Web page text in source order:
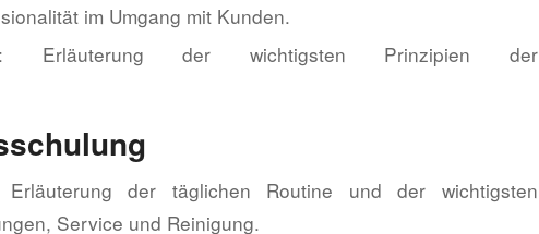
im Umgang mit Kunden.
: Erläuterung der wichtigsten Prinzipien der
der täglichen Routine und der wichtigsten
Service und Reinigung.